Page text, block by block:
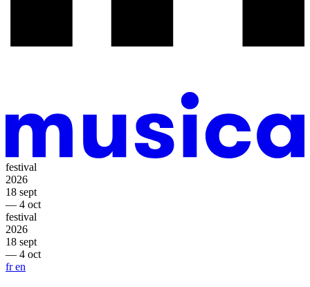
festival
2026
18 sept
— 4 oct
festival
2026
18 sept
— 4 oct
fren